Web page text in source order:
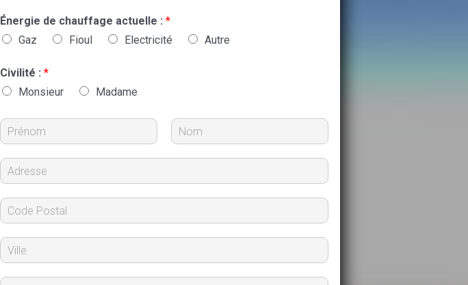
Énergie de chauffage actuelle : *
Gaz
Fioul Electricité Autre
Civilité : *
Monsieur
Madame